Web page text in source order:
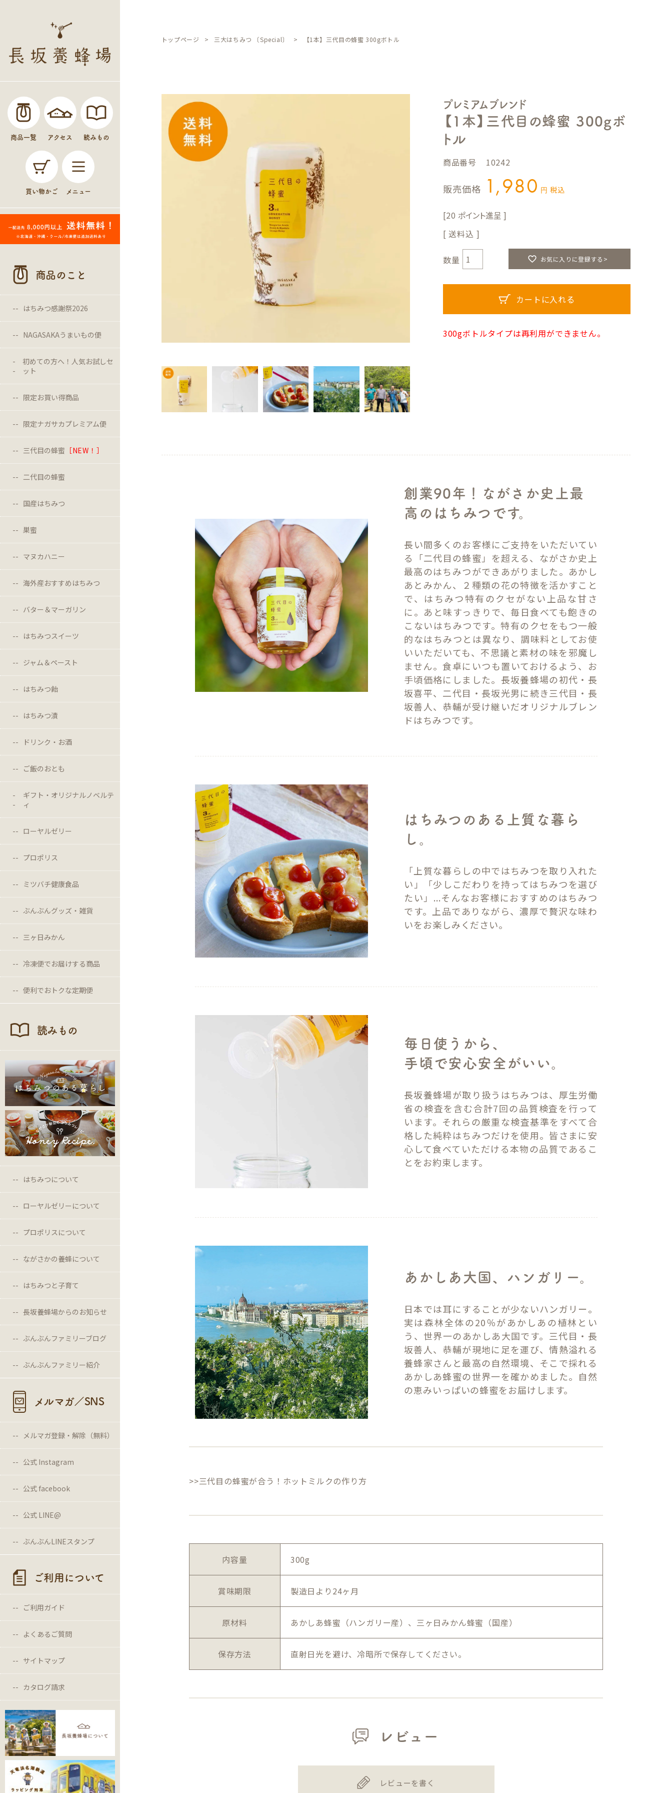
商品一覧 アクセス 読みもの
買い物かご メニュー
商品のこと
はちみつ感謝祭2026
NAGASAKAうまいもの便
初めての方へ！人気お試しセ
ット
限定お買い得商品
限定ナガサカプレミアム便
三代目の蜂蜜 ［NEW！］
二代目の蜂蜜
国産はちみつ
巣蜜
マヌカハニー
海外産おすすめはちみつ
バター＆マーガリン
はちみつスイーツ
ジャム＆ペースト
はちみつ飴
はちみつ漬
ドリンク・お酒
ご飯のおとも
ギフト・オリジナルノベルテ
ィ
ローヤルゼリー
プロポリス
ミツバチ健康食品
ぶんぶんグッズ・雑貨
三ヶ日みかん
冷凍便でお届けする商品
便利でおトクな定期便
読みもの
はちみつについて
ローヤルゼリーについて
プロポリスについて
ながさかの養蜂について
はちみつと子育て
長坂養蜂場からのお知らせ
ぶんぶんファミリーブログ
ぶんぶんファミリー紹介
メルマガ／SNS
メルマガ登録・解除（無料）
公式 Instagram
公式 facebook
公式 LINE@
ぶんぶんLINEスタンプ
ご利用について
ご利用ガイド
よくあるご質問
サイトマップ
カタログ請求
トップページ 三大はちみつ 〔Special〕 【1本】三代目の蜂蜜 300gボトル
プレミアムブレンド
【1本】三代目の蜂蜜 300gボ
トル
商品番号 10242
販売価格 1,980 税込
20
送料込
お気に入りに登録する>
カートに入れる
300gボトルタイプは再利用ができません。
創業90年！ながさか史上最
高のはちみつです。
長い間多くのお客様にご支持をいただいてい
る「二代目の蜂蜜」を超える、ながさか史上
最高のはちみつができあがりました。あかし
あとみかん、２種類の花の特徴を活かすこと
で、はちみつ特有のクセがない上品な甘さ
に。あと味すっきりで、毎日食べても飽きの
こないはちみつです。特有のクセをもつ一般
的なはちみつとは異なり、調味料としてお使
いいただいても、不思議と素材の味を邪魔し
ません。食卓にいつも置いておけるよう、お
手頃価格にしました。長坂養蜂場の初代・長
坂喜平、二代目・長坂光男に続き三代目・長
坂善人、恭輔が受け継いだオリジナルブレン
ドはちみつです。
はちみつのある上質な暮ら
し。
「上質な暮らしの中ではちみつを取り入れた
い」「少しこだわりを持ってはちみつを選び
たい」...そんなお客様におすすめのはちみつ
です。上品でありながら、濃厚で贅沢な味わ
いをお楽しみください。
毎日使うから、
手頃で安心安全がいい。
長坂養蜂場が取り扱うはちみつは、厚生労働
省の検査を含む合計7回の品質検査を行って
います。それらの厳重な検査基準をすべて合
格した純粋はちみつだけを使用。皆さまに安
心して食べていただける本物の品質であるこ
とをお約束します。
あかしあ大国、ハンガリー。
日本では耳にすることが少ないハンガリー。
実は森林全体の20％があかしあの植林とい
う、世界一のあかしあ大国です。三代目・長
坂善人、恭輔が現地に足を運び、情熱溢れる
養蜂家さんと最高の自然環境、そこで採れる
あかしあ蜂蜜の世界一を確かめました。自然
の恵みいっぱいの蜂蜜をお届けします。
>>三代目の蜂蜜が合う！ホットミルクの作り方
内容量 300g
賞味期限 製造日より24ヶ月
原材料 あかしあ蜂蜜（ハンガリー産）、三ヶ日みかん蜂蜜（国産）
保存方法 直射日光を避け、冷暗所で保存してください。
レビュー
レビューを書く